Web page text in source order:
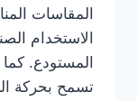
المقاسات
الاستخدام
المستودع.
تسمح بحركة